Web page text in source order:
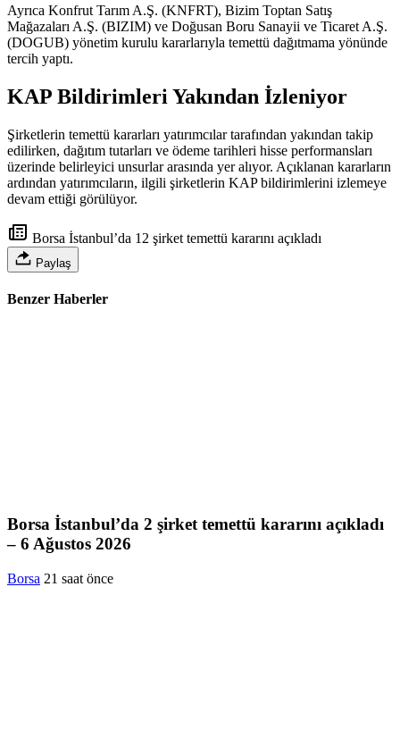
Ayrıca Konfrut Tarım A.Ş. (KNFRT), Bizim Toptan Satış
Mağazaları A.Ş. (BIZIM) ve Doğusan Boru Sanayii ve Ticaret A.Ş.
(DOGUB) yönetim kurulu kararlarıyla temettü dağıtmama yönünde
tercih yaptı.
KAP Bildirimleri Yakından İzleniyor
Şirketlerin temettü kararları yatırımcılar tarafından yakından takip
edilirken, dağıtım tutarları ve ödeme tarihleri hisse performansları
üzerinde belirleyici unsurlar arasında yer alıyor. Açıklanan kararların
ardından yatırımcıların, ilgili şirketlerin KAP bildirimlerini izlemeye
devam ettiği görülüyor.
Borsa İstanbul’da 12 şirket temettü kararını açıkladı
Paylaş
Benzer Haberler
Borsa İstanbul’da 2 şirket temettü kararını açıkladı
– 6 Ağustos 2026
Borsa 21 saat önce